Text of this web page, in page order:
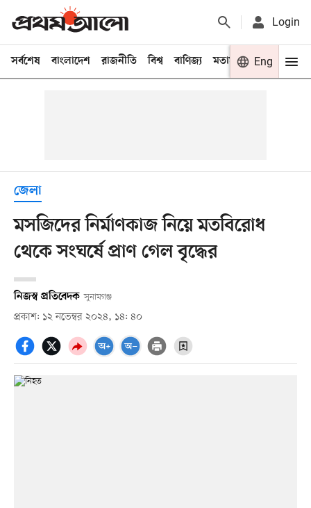
Login
সর্বশেষ বাংলাদেশ রাজনীতি বিশ্ব বাণিজ্য মতামত খেলা
Eng
জেলা
মসজিদের নির্মাণকাজ নিয়ে মতবিরোধ
থেকে সংঘর্ষে প্রাণ গেল বৃদ্ধের
নিজস্ব প্রতিবেদক সুনামগঞ্জ
প্রকাশ: ১২ নভেম্বর ২০২৪, ১৪: ৪০